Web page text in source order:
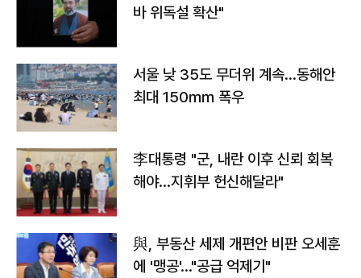
바 위독설 확산"
서울 낮 35도 무더위 계속…동해안
최대 150㎜ 폭우
李대통령 "군, 내란 이후 신뢰 회복
해야…지휘부 헌신해달라"
與, 부동산 세제 개편안 비판 오세훈
에 '맹공'…"공급 억제기"